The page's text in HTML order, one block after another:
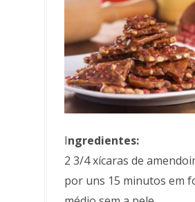
Ingredientes:
2 3/4 xícaras de
por uns 15 minutos em